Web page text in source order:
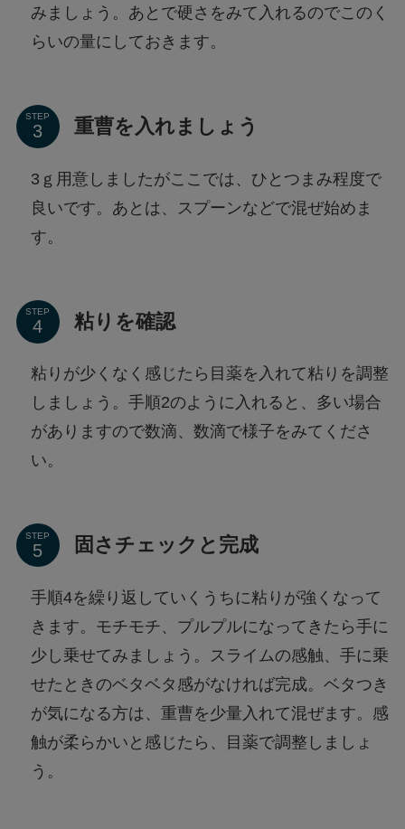
みましょう。あとで硬さをみて入れるのでこのく
らいの量にしておきます。
STEP 重曹を入れましょう
3ｇ用意しましたがここでは、ひとつまみ程度で
良いです。あとは、スプーンなどで混ぜ始めま
す。
STEP 粘りを確認
粘りが少くなく感じたら目薬を入れて粘りを調整
しましょう。手順2のように入れると、多い場合
がありますので数滴、数滴で様子をみてくださ
い。
STEP 固さチェックと完成
手順4を繰り返していくうちに粘りが強くなって
きます。モチモチ、プルプルになってきたら手に
少し乗せてみましょう。スライムの感触、手に乗
せたときのベタベタ感がなければ完成。ベタつき
が気になる方は、重曹を少量入れて混ぜます。感
触が柔らかいと感じたら、目薬で調整しましょ
う。